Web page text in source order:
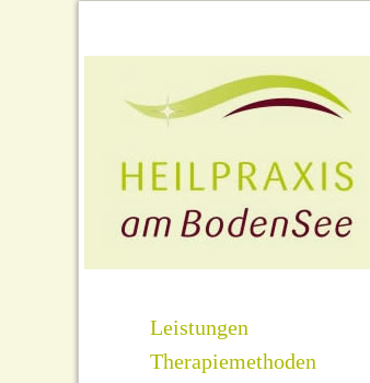
Leistungen
Therapiemethoden